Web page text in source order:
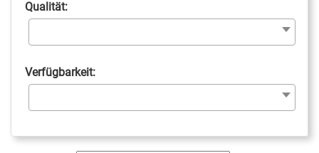
Qualität:
Verfügbarkeit: